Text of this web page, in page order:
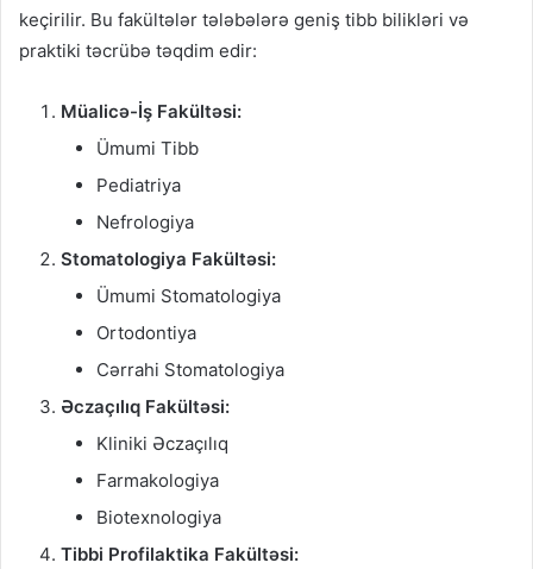
keçirilir. Bu fakültələr tələbələrə geniş tibb bilikləri və
praktiki təcrübə təqdim edir:
Müalicə-İş Fakültəsi:
Ümumi Tibb
Pediatriya
Nefrologiya
Stomatologiya Fakültəsi:
Ümumi Stomatologiya
Ortodontiya
Cərrahi Stomatologiya
Əczaçılıq Fakültəsi:
Kliniki Əczaçılıq
Farmakologiya
Biotexnologiya
Tibbi Profilaktika Fakültəsi: